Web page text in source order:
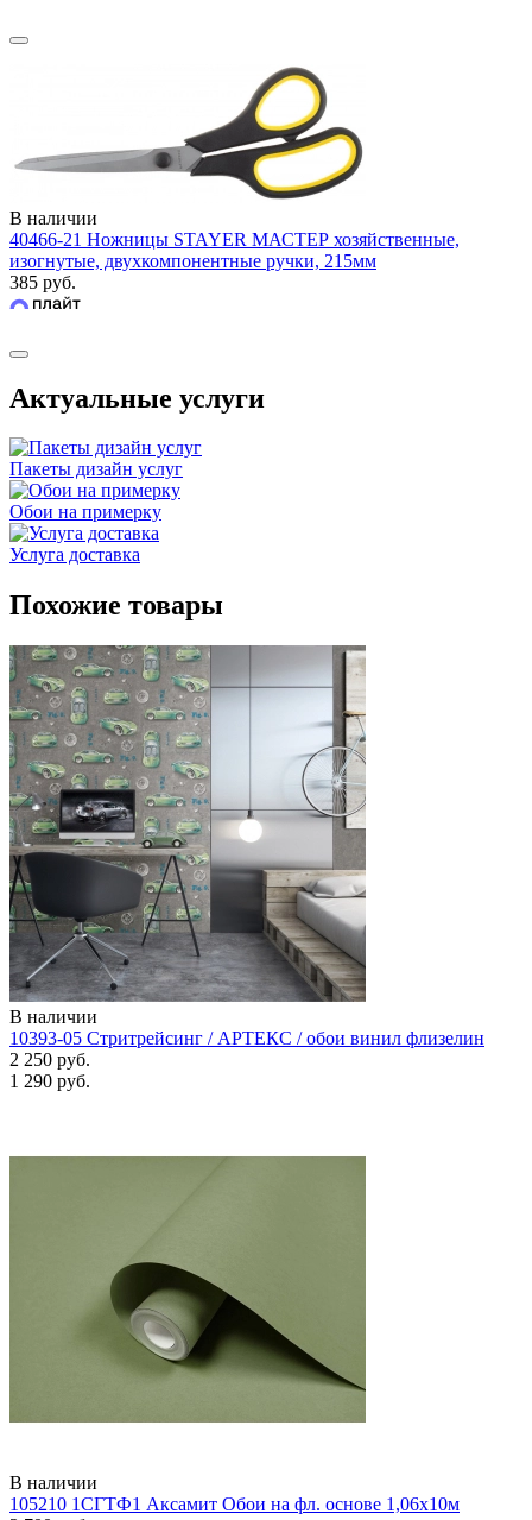
В наличии
40466-21 Ножницы STAYER МАСТЕР хозяйственные,
изогнутые, двухкомпонентные ручки, 215мм
385 руб.
Актуальные услуги
Пакеты дизайн услуг
Обои на примерку
Услуга доставка
Похожие товары
В наличии
10393-05 Стритрейсинг / АРТЕКС / обои винил флизелин
2 250 руб.
1 290 руб.
В наличии
105210 1СГТФ1 Аксамит Обои на фл. основе 1,06х10м